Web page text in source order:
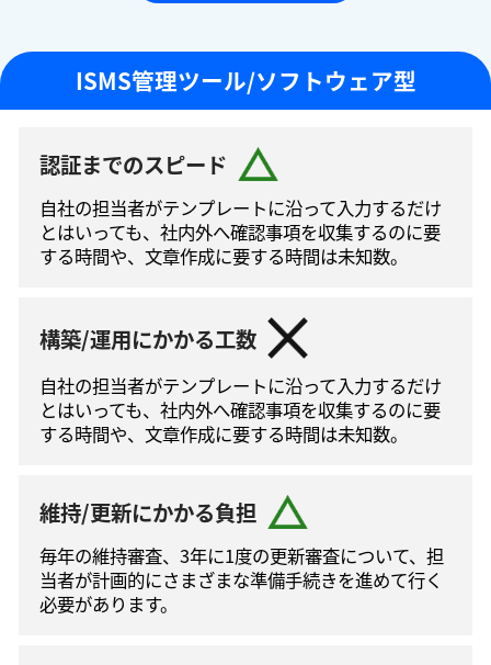
ISMS管理ツール/ソフトウェア型
認証までのスピード
自社の担当者がテンプレートに沿って⼊⼒するだけ
とはいっても、社内外へ確認事項を収集するのに要
する時間や、文章作成に要する時間は未知数。
構築/運用にかかる工数
自社の担当者がテンプレートに沿って⼊⼒するだけ
とはいっても、社内外へ確認事項を収集するのに要
する時間や、文章作成に要する時間は未知数。
維持/更新にかかる負担
毎年の維持審査、3年に1度の更新審査について、担
当者が計画的にさまざまな準備手続きを進めて⾏く
必要があります。